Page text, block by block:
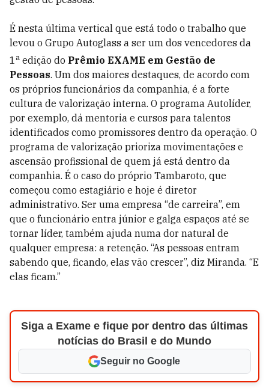
É nesta última vertical que está todo o trabalho que
levou o Grupo Autoglass a ser um dos vencedores da
1a edição do Prêmio EXAME em Gestão de
Pessoas. Um dos maiores destaques, de acordo com
os próprios funcionários da companhia, é a forte
cultura de valorização interna. O programa Autolíder,
por exemplo, dá mentoria e cursos para talentos
identificados como promissores dentro da operação. O
programa de valorização prioriza movimentações e
ascensão profissional de quem já está dentro da
companhia. É o caso do próprio Tambaroto, que
começou como estagiário e hoje é diretor
administrativo. Ser uma empresa “de carreira”, em
que o funcionár­io entra júnior e galga espaços até se
tornar líder, também ajuda numa dor natural de
qualquer empresa: a retenção. “As pes­soas entram
sabendo que, ficando, elas vão crescer”, diz Miranda. “E
elas ficam.”
Siga a Exame e fique por dentro das últimas
notícias do Brasil e do Mundo
Seguir no Google